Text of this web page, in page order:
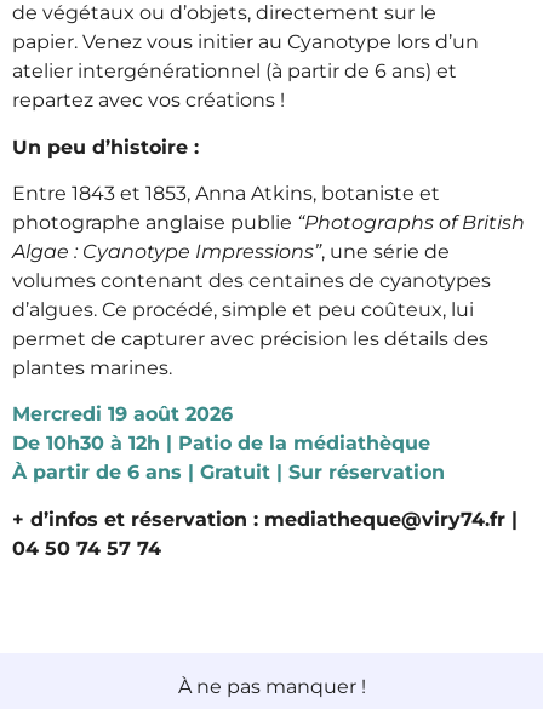
de végétaux ou d’objets, directement sur le
papier. Venez vous initier au Cyanotype lors d’un
atelier intergénérationnel (à partir de 6 ans) et
repartez avec vos créations !
Un peu d’histoire :
Entre 1843 et 1853, Anna Atkins, botaniste et
photographe anglaise publie “Photographs of British
Algae : Cyanotype Impressions”, une série de
volumes contenant des centaines de cyanotypes
d’algues. Ce procédé, simple et peu coûteux, lui
permet de capturer avec précision les détails des
plantes marines.
Mercredi 19 août 2026
De 10h30 à 12h | Patio de la médiathèque
À partir de 6 ans | Gratuit | Sur réservation
+ d’infos et réservation : mediatheque@viry74.fr |
04 50 74 57 74
À ne pas manquer !